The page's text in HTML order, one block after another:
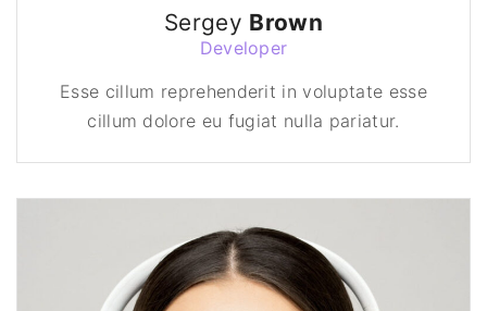
Sergey Brown
Developer
Esse cillum reprehenderit in voluptate esse
cillum dolore eu fugiat nulla pariatur.